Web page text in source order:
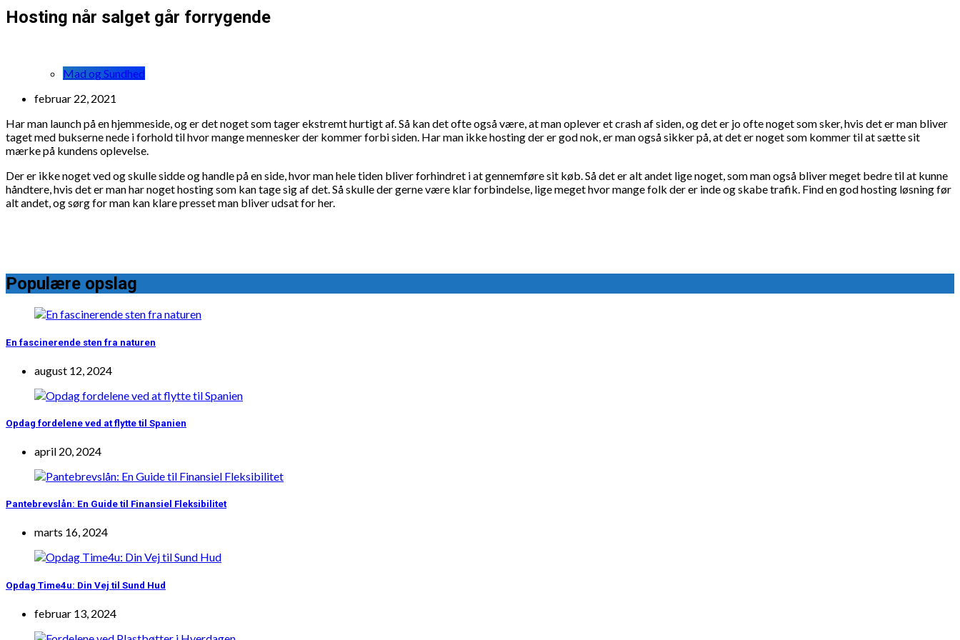
Hosting når salget går forrygende
Mad og Sundhed
februar 22, 2021
Har man launch på en hjemmeside, og er det noget som tager ekstremt hurtigt af. Så kan det ofte også være, at man oplever et crash af siden, og det er jo ofte noget som sker, hvis det er man bliver
taget med bukserne nede i forhold til hvor mange mennesker der kommer forbi siden. Har man ikke hosting der er god nok, er man også sikker på, at det er noget som kommer til at sætte sit
mærke på kundens oplevelse.
Der er ikke noget ved og skulle sidde og handle på en side, hvor man hele tiden bliver forhindret i at gennemføre sit køb. Så det er alt andet lige noget, som man også bliver meget bedre til at kunne
håndtere, hvis det er man har noget hosting som kan tage sig af det. Så skulle der gerne være klar forbindelse, lige meget hvor mange folk der er inde og skabe trafik. Find en god hosting løsning før
alt andet, og sørg for man kan klare presset man bliver udsat for her.
Populære opslag
En fascinerende sten fra naturen
august 12, 2024
Opdag fordelene ved at flytte til Spanien
april 20, 2024
Pantebrevslån: En Guide til Finansiel Fleksibilitet
marts 16, 2024
Opdag Time4u: Din Vej til Sund Hud
februar 13, 2024